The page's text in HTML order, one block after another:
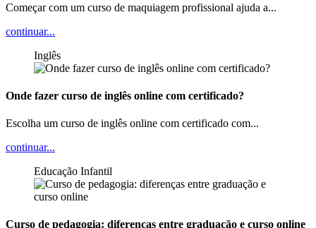
Começar com um curso de maquiagem profissional ajuda a...
continuar...
Inglês
Onde fazer curso de inglês online com certificado?
Escolha um curso de inglês online com certificado com...
continuar...
Educação Infantil
Curso de pedagogia: diferenças entre graduação e curso online